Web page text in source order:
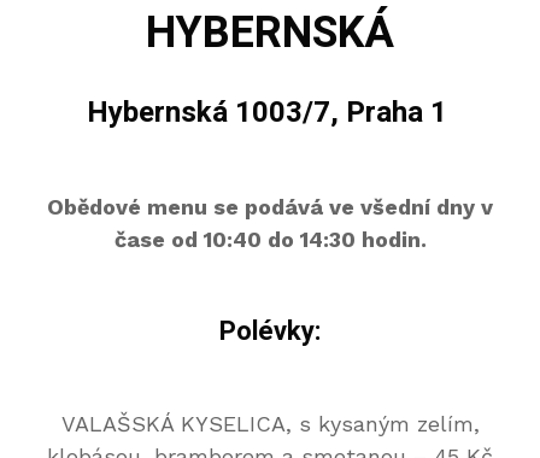
HYBERNSKÁ
Hybernská 1003/7, Praha 1
Obědové menu se podává ve všední dny v
čase od 10:40 do 14:30 hodin.
Polévky:
VALAŠSKÁ KYSELICA, s kysaným zelím,